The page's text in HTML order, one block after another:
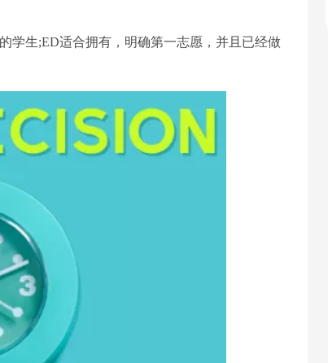
生;ED适合拥有，明确第一志愿，并且已经做